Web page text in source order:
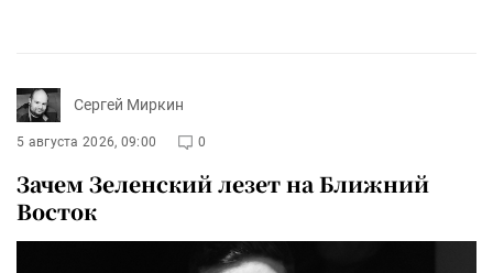
Сергей Миркин
5 августа 2026, 09:00 0
Зачем Зеленский лезет на Ближний
Восток